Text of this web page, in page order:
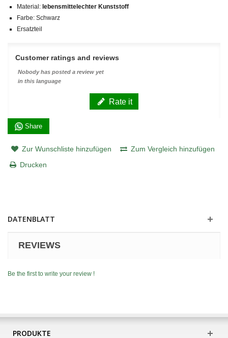
Material: lebensmittelechter Kunststoff
Farbe: Schwarz
Ersatzteil
Customer ratings and reviews
Nobody has posted a review yet
in this language
Rate it
Share
Zur Wunschliste hinzufügen
Zum Vergleich hinzufügen
Drucken
DATENBLATT
REVIEWS
Be the first to write your review !
PRODUKTE